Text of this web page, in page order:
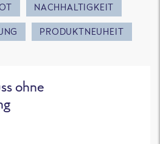
NACHHALTIGKEIT
PRODUKTNEUHEIT
ohne